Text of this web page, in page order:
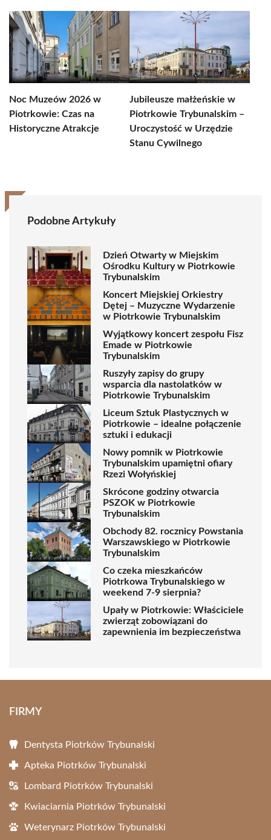
Noc Muzeów 2026 w
Piotrkowie: Czas na
Historyczne Atrakcje
Jubileusze małżeńskie w
Piotrkowie Trybunalskim –
Uroczystość w Urzędzie
Stanu Cywilnego
Podobne Artykuły
Dzień Otwarty w Miejskim
Ośrodku Kultury w Piotrkowie
Trybunalskim
Koncert Miejskiej Orkiestry
Dętej – Muzyczne Wydarzenie
w Piotrkowie Trybunalskim
Wyjątkowy koncert zespołu Fisz
Emade w Piotrkowie
Trybunalskim
Ruszyły zapisy do grupy
wsparcia dla nastolatków w
Piotrkowie Trybunalskim
Liceum Sztuk Plastycznych w
Piotrkowie – idealne połączenie
sztuki i edukacji
Nowy pomnik w Piotrkowie
Trybunalskim upamiętni ofiary
Rzezi Wołyńskiej
Skrócone godziny otwarcia
PSZOK w Piotrkowie
Trybunalskim
Obchody 82. rocznicy Powstania
Warszawskiego w Piotrkowie
Trybunalskim
Co czeka mieszkańców
Piotrkowa Trybunalskiego w
weekend 7-9 sierpnia?
Upały w Piotrkowie: Właściciele
zwierząt zobowiązani do
zapewnienia im bezpieczeństwa
FIRMY
Dentysta Piotrków Trybunalski
Apteka Piotrków Trybunalski
Lombard Piotrków Trybunalski
Kwiaciarnia Piotrków Trybunalski
Weterynarz Piotrków Trybunalski